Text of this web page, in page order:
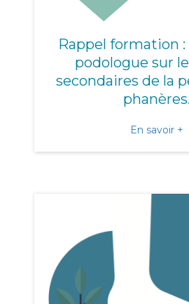
Rappel formation
podologue sur
secondaires de la
phanères.
En savoir +